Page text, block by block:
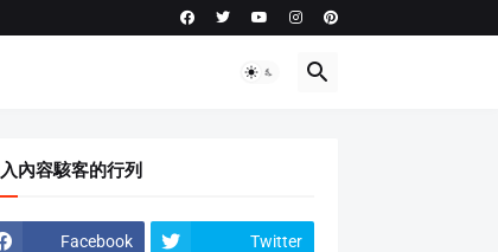
內容駭客的行列
Facebook Twitter